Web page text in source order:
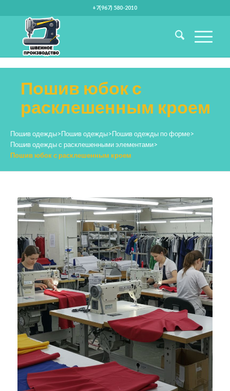
+7(967) 580-2010
Пошив юбок с
расклешенным кроем
Пошив одежды>Пошив одежды>Пошив одежды по форме>
Пошив одежды с расклешенными элементами>
Пошив юбок с расклешенным кроем